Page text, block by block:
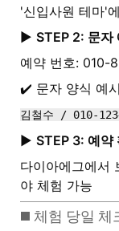
'신입사원 테마'
▶️ STEP 2: 문자
예약 번호: 010-
✔️ 문자 양식 예시
김철수 / 010-
▶️ STEP 3: 예약
다이아에그에서
야 체험 가능
◼️ 체험 당일 체